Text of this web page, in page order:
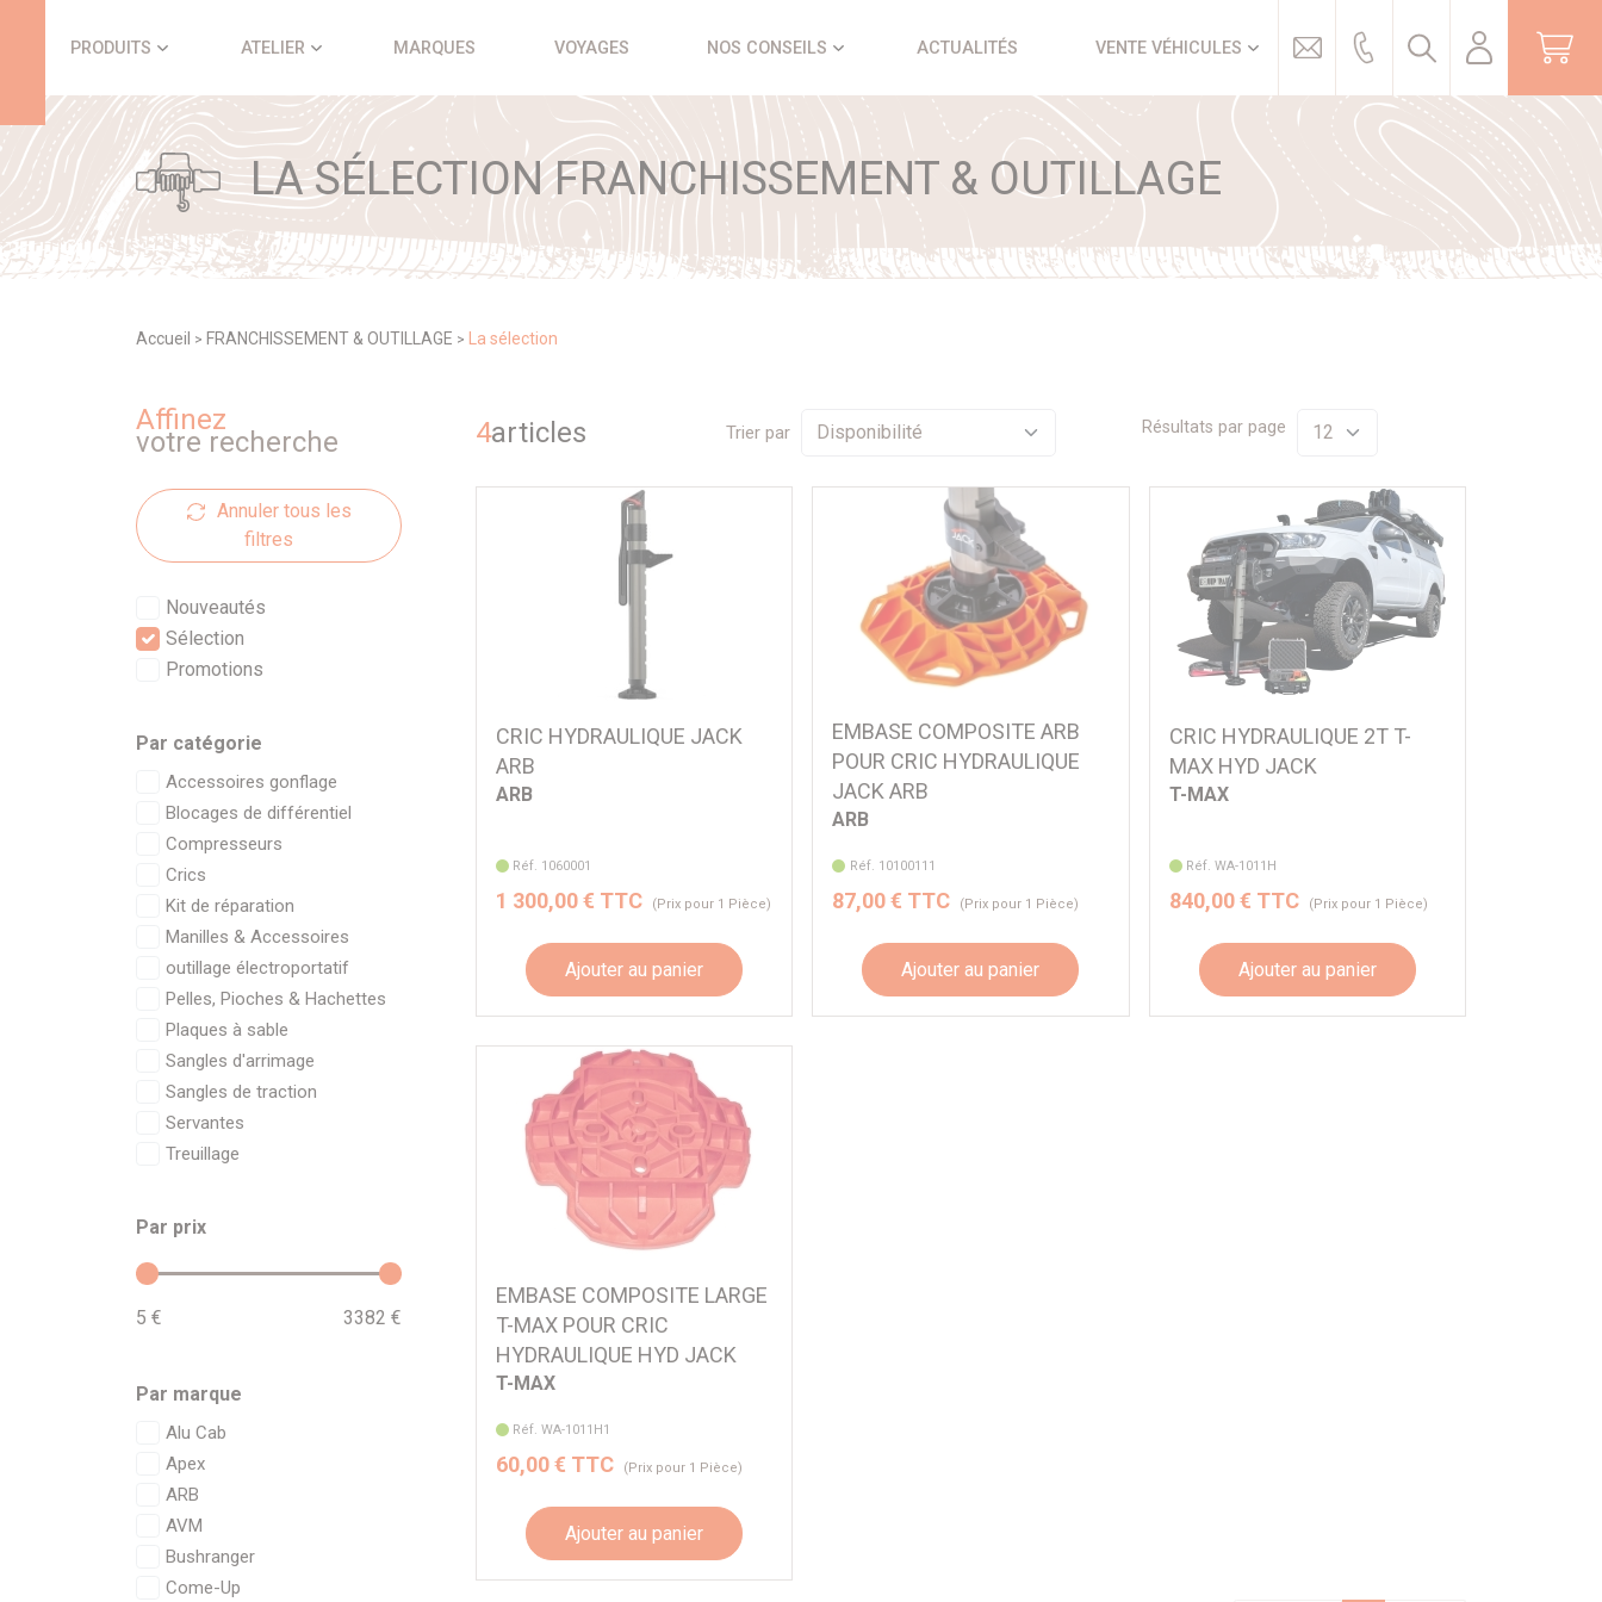
PRODUITS ATELIER MARQUES VOYAGES NOS CONSEILS ACTUALITÉS VENTE VÉHICULES
LA SÉLECTION FRANCHISSEMENT & OUTILLAGE
Accueil > FRANCHISSEMENT & OUTILLAGE > La sélection
4articles Trier par Résultats par page
CRIC HYDRAULIQUE JACK
ARB
ARB
Réf. 1060001
1 300,00 € TTC (Prix pour 1 Pièce)
Ajouter au panier
EMBASE COMPOSITE ARB
POUR CRIC HYDRAULIQUE
JACK ARB
ARB
Réf. 10100111
87,00 € TTC (Prix pour 1 Pièce)
Ajouter au panier
CRIC HYDRAULIQUE 2T T-
MAX HYD JACK
T-MAX
Réf. WA-1011H
840,00 € TTC (Prix pour 1 Pièce)
Ajouter au panier
EMBASE COMPOSITE LARGE
T-MAX POUR CRIC
HYDRAULIQUE HYD JACK
T-MAX
Réf. WA-1011H1
60,00 € TTC (Prix pour 1 Pièce)
Ajouter au panier
Affinez
votre recherche
filtres
Nouveautés
Sélection
Promotions
Par catégorie
Accessoires gonflage
Blocages de différentiel
Compresseurs
Crics
Kit de réparation
Manilles & Accessoires
outillage électroportatif
Pelles, Pioches & Hachettes
Plaques à sable
Sangles d'arrimage
Sangles de traction
Servantes
Treuillage
Par prix
5 € 3382 €
Par marque
Alu Cab
Apex
ARB
AVM
Bushranger
Come-Up